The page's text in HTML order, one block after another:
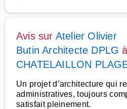
Avis sur Atelier Olivier
Butin Architecte DPLG à
CHATELAILLON
Un projet d’architecture qui
administratives, toujours
satisfait pleinement.